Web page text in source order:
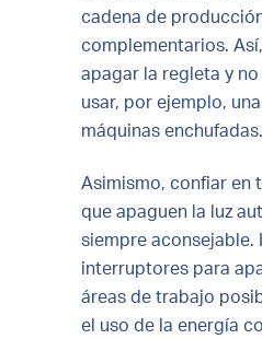
cadena de
complementarios.
apagar la regleta y
usar, por ejemplo,
máquinas enchufadas.
Asimismo, confiar en
que apaguen la luz
siempre aconsejable.
interruptores para
áreas de trabajo
el uso de la energía